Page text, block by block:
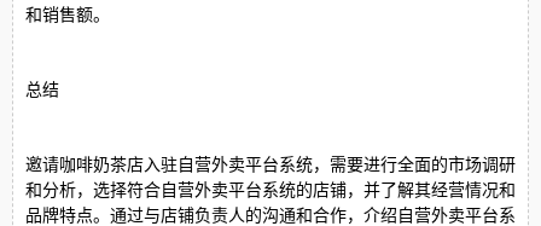
和销售额。
总结
邀请咖啡奶茶店入驻自营外卖平台系统，需要进行全面的市场调研
和分析，选择符合自营外卖平台系统的店铺，并了解其经营情况和
品牌特点。通过与店铺负责人的沟通和合作，介绍自营外卖平台系